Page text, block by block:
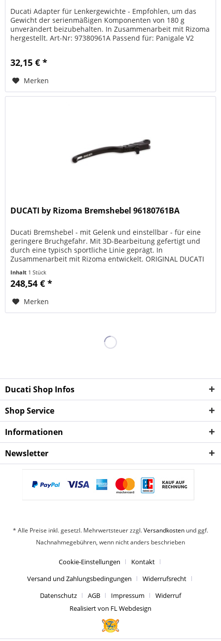
Ducati Adapter für Lenkergewichte - Empfohlen, um das
Gewicht der serienmäßigen Komponenten von 180 g
unverändert beizubehalten. In Zusammenarbeit mit Rizoma
hergestellt. Art-Nr: 97380961A Passend für: Panigale V2
32,15 € *
Merken
DUCATI by Rizoma Bremshebel 96180761BA
Ducati Bremshebel - mit Gelenk und einstellbar - für eine
geringere Bruchgefahr. Mit 3D-Bearbeitung gefertigt und
durch eine typisch sportliche Linie geprägt. In
Zusammenarbeit mit Rizoma entwickelt. ORIGINAL DUCATI
Inhalt 1 Stück
248,54 € *
Merken
Ducati Shop Infos
Shop Service
Informationen
Newsletter
* Alle Preise inkl. gesetzl. Mehrwertsteuer zzgl.Versandkosten und ggf.
Nachnahmegebühren, wenn nicht anders beschrieben
Cookie-Einstellungen
Kontakt
Versand und Zahlungsbedingungen
Widerrufsrecht
Datenschutz
AGB Impressum
Widerruf
Realisiert von FL Webdesign